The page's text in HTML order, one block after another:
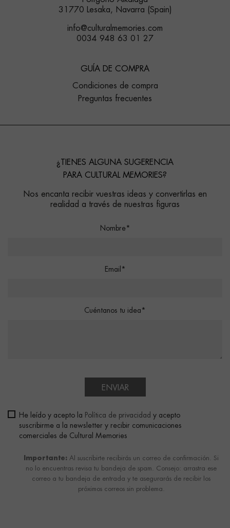
31770 Lesaka, Navarra (Spain)
info@culturalmemories.com
0034 948 63 01 27
GUÍA DE COMPRA
Condiciones de compra
Preguntas frecuentes
¿TIENES ALGUNA SUGERENCIA
PARA CULTURAL MEMORIES?
Nos encanta recibir vuestras ideas y convertirlas en
realidad a través de nuestras figuras
Nombre*
Email*
Cuéntanos tu idea*
ENVIAR
He leído y acepto la Política de privacidad y acepto
suscribirme a la newsletter y recibir comunicaciones
comerciales de Cultural Memories
Importante: Al suscribirte recibirás un correo de confirmación. Si
no lo encuentras revisa tu bandeja de spam. Consejo: arrastra ese
correo a tu bandeja de entrada y te asegurarás de recibir los
próximos correos sin problema.